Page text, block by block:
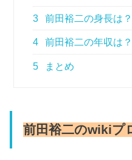
3 前田裕二の身長は？
4 前田裕二の年収は？
5 まとめ
前田裕二のwikiプ